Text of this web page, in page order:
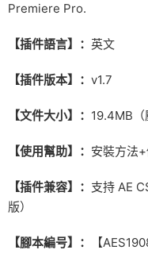
Premiere Pro.
【插件語言】： 英文
【插件版本】： v1.7
【文件大小】： 19.4MB（
【使用幫助】： 安裝方法
【插件兼容】： 支持 AE
版）
【腳本編号】： 【